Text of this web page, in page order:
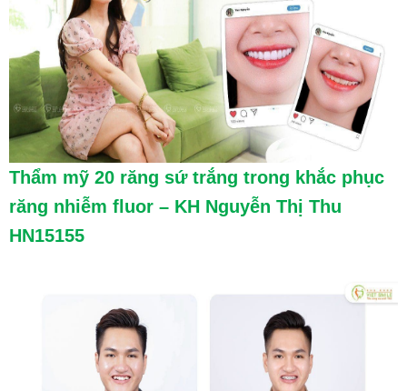
Thẩm mỹ 20 răng sứ trắng trong khắc phục
răng nhiễm fluor – KH Nguyễn Thị Thu
HN15155